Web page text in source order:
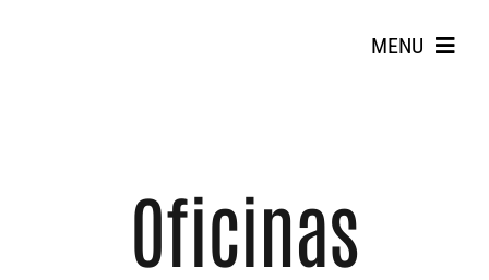
MENU
Oficinas